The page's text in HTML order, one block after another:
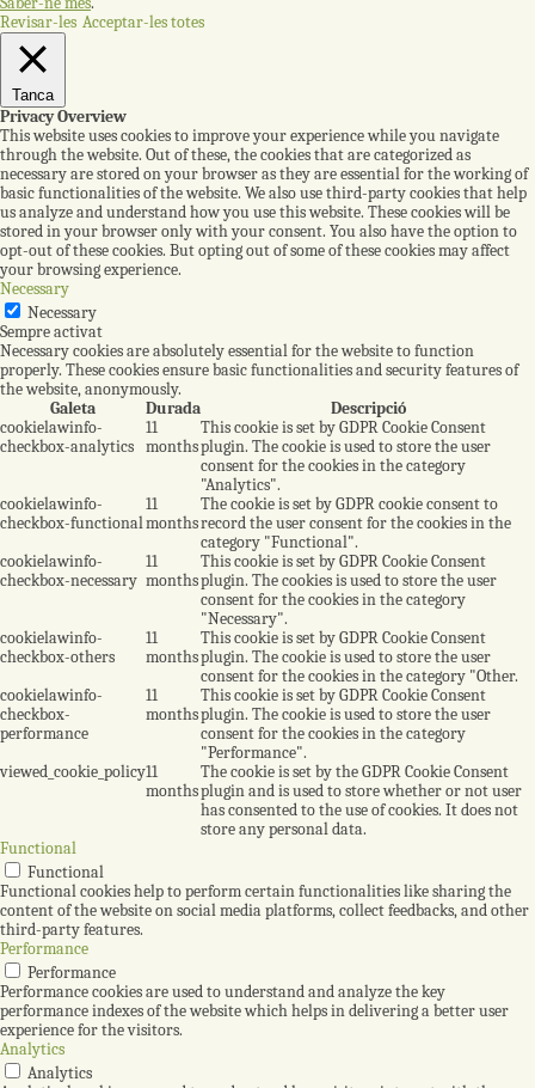
Revisar-les Acceptar-les totes
Tanca
Privacy Overview
This website uses cookies to improve your experience while you navigate
through the website. Out of these, the cookies that are categorized as
necessary are stored on your browser as they are essential for the working of
basic functionalities of the website. We also use third-party cookies that help
us analyze and understand how you use this website. These cookies will be
stored in your browser only with your consent. You also have the option to
opt-out of these cookies. But opting out of some of these cookies may affect
your browsing experience.
Necessary
Necessary
Sempre activat
Necessary cookies are absolutely essential for the website to function
properly. These cookies ensure basic functionalities and security features of
the website, anonymously.
Galeta
Durada
Descripció
cookielawinfo-
checkbox-analytics
11
months
This cookie is set by GDPR Cookie Consent
plugin. The cookie is used to store the user
consent for the cookies in the category
"Analytics".
cookielawinfo-
checkbox-functional
11
months
The cookie is set by GDPR cookie consent to
record the user consent for the cookies in the
category "Functional".
cookielawinfo-
checkbox-necessary
11
months
This cookie is set by GDPR Cookie Consent
plugin. The cookies is used to store the user
consent for the cookies in the category
"Necessary".
cookielawinfo-
checkbox-others
11
months
This cookie is set by GDPR Cookie Consent
plugin. The cookie is used to store the user
consent for the cookies in the category "Other.
cookielawinfo-
checkbox-
performance
11
months
This cookie is set by GDPR Cookie Consent
plugin. The cookie is used to store the user
consent for the cookies in the category
"Performance".
viewed_cookie_policy11
months
The cookie is set by the GDPR Cookie Consent
plugin and is used to store whether or not user
has consented to the use of cookies. It does not
store any personal data.
Functional
Functional
Functional cookies help to perform certain functionalities like sharing the
content of the website on social media platforms, collect feedbacks, and other
third-party features.
Performance
Performance
Performance cookies are used to understand and analyze the key
performance indexes of the website which helps in delivering a better user
experience for the visitors.
Analytics
Analytics